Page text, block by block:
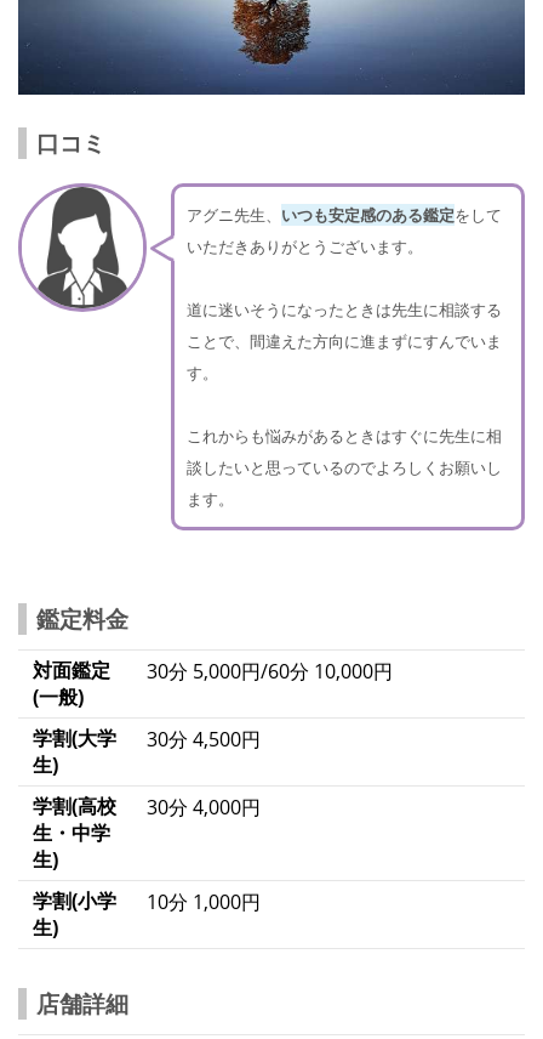
口コミ
アグニ先生、 いつも安定感のある鑑定をして
いただきありがとうございます。
道に迷いそうになったときは先生に相談する
ことで、間違えた方向に進まずにすんでいま
す。
これからも悩みがあるときはすぐに先生に相
談したいと思っているのでよろしくお願いし
ます。
鑑定料金
対面鑑定
(一般)
30分 5,000円/60分 10,000円
学割(大学
生)
30分 4,500円
学割(高校
生・中学
生)
30分 4,000円
学割(小学
生)
10分 1,000円
店舗詳細